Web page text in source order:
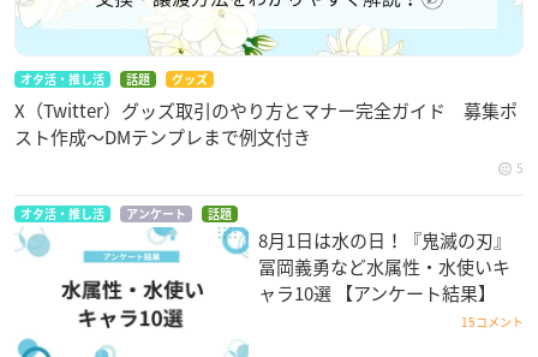
オタ活・推し活 話題 グッズ
X（Twitter）グッズ取引のやり方とマナー完全ガイド 募集ポ
スト作成〜DMテンプレまで例文付き
5
オタ活・推し活 アンケート 話題
8月1日は水の日！『鬼滅の刃』
冨岡義勇など水属性・水使いキ
ャラ10選 【アンケート結果】
15コメント